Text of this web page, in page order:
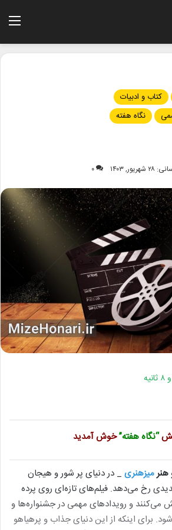
کتاب و ادبیات
نگاه هفته
۱۴۰۳ ۰
“نگاه هفته”خوش آمدید
هنرمیزهنری _ در دنیای پر شور و هیجان
رخ می‌دهد. فیلم‌های تازه‌ای روی پرده
می‌کنند و رویدادهای مهمی در جشنواره‌ها و
برای اینکه از این دنیای جذاب و پرهیاهو